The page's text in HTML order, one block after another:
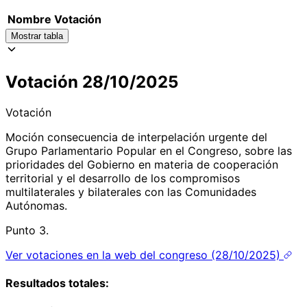
Nombre Votación
Mostrar tabla
Votación 28/10/2025
Votación
Moción consecuencia de interpelación urgente del
Grupo Parlamentario Popular en el Congreso, sobre las
prioridades del Gobierno en materia de cooperación
territorial y el desarrollo de los compromisos
multilaterales y bilaterales con las Comunidades
Autónomas.
Punto 3.
Ver votaciones en la web del congreso (28/10/2025)
Resultados totales: